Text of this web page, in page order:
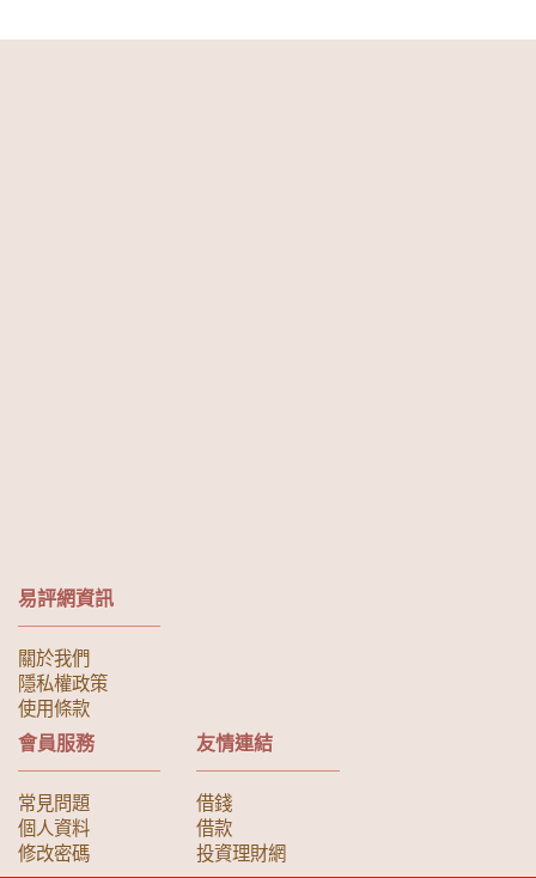
易評網資訊
關於我們
隱私權政策
使用條款
會員服務
常見問題
個人資料
修改密碼
友情連結
借錢
借款
投資理財網